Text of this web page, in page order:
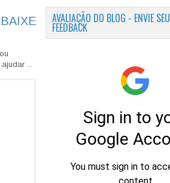
...
AVALIAÇÃO DO BLOG - ENVIE SEU
FEEDBACK